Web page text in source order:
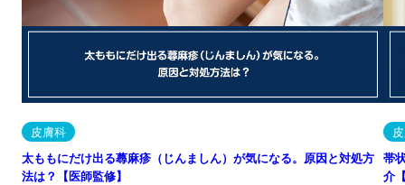
皮膚科
太ももにだけ出る蕁麻疹（じんましん）が気になる。原因と対処方
法は？【医師監修】
帯
介